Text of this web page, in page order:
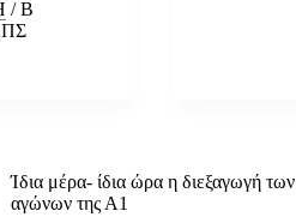
/Β
Ίδια μέρα- ίδια ώρα η διεξαγωγή των
αγώνων της Α1